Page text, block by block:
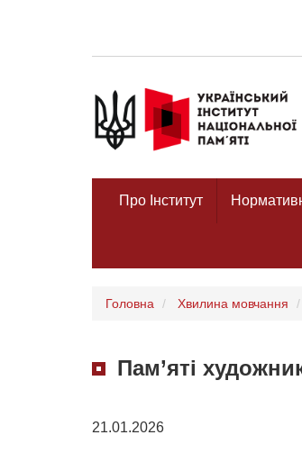
Про Інститут
Головна Хвилина мовчання
Пам’яті
21.01.2026